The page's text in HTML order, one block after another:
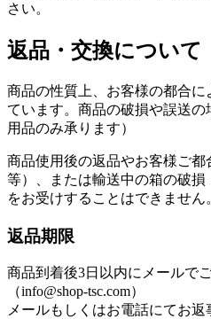
さい。
返品・交換について
商品の性質上、お客様の都合
ています。商品の破損や誤送
用品のみ承ります）
商品使用後の返品やお客様ご
等）、または輸送中の箱の破
をお受けすることはできません
返品期限
商品到着後3日以内にメールで
（info@shop-tsc.com）
メールもしくはお電話にてお返